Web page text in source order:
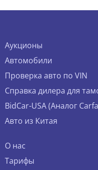
Аукционы
Автомобили
Проверка авто по VIN
Справка дилера для
BidCar-USA (Аналог
Авто из Китая
О нас
Тарифы